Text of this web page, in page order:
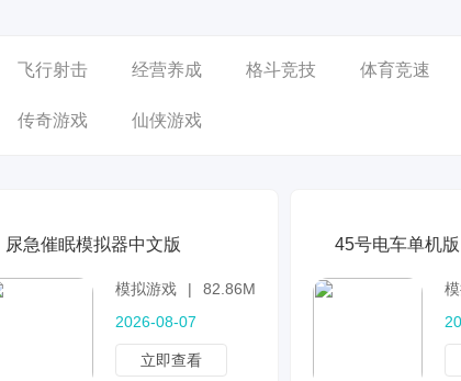
飞行射击 经营养成 格斗竞技 体育竞速
传奇游戏 仙侠游戏
尿急催眠模拟器中文版
模拟游戏 |
82.86MB
2026-08-07
立即查看
45号电车单机版